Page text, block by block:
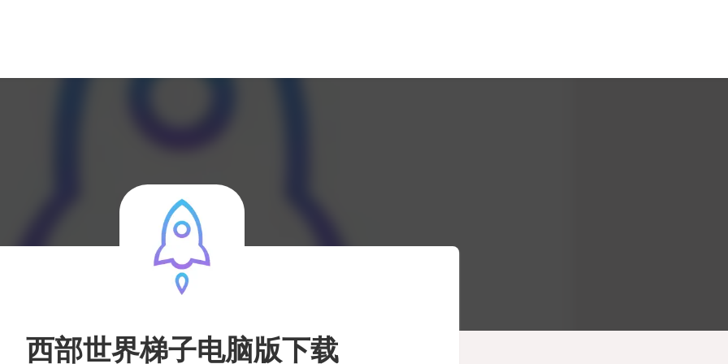
西部世界梯子电脑版下载